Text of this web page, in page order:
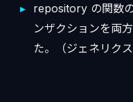
repository の関数
ンザクションを両
た。（ジェネリク